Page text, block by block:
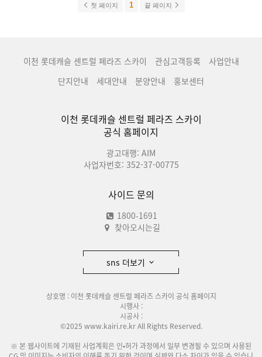
첫 페이지 1 끝 페이지
이천 롯데캐슬 센트럴 페라즈 스카이 관심고객등록
사업안내
단지안내
세대안내 분양안내 홍보센터
이천 롯데캐슬 센트럴 페라즈 스카이
공식 홈페이지
광고대행: AIM
사업자번호: 352-37-00775
사이드 문의
1800-1691
찾아오시는길
sns 더보기
상호명 : 이천 롯데캐슬 센트럴 페라즈 스카이 공식 홈페이지
시행사 :
시공사 :
©2025 www.kairi.re.kr All Rights Reserved.
※ 본 웹사이트에 기재된 사업계획은 인•허가 과정에서 일부 변경될 수 있으며 사용된